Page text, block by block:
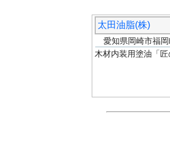
太田油脂(株)
愛知県岡崎市福
木材内装用塗油「匠